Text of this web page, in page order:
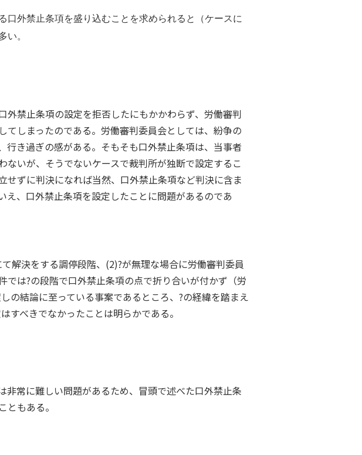
口外禁止条項を盛り込むことを求められると（ケースに
い。
外禁止条項の設定を拒否したにもかかわらず、労働審判
てしまったのである。労働審判委員会としては、紛争の
き過ぎの感がある。そもそも口外禁止条項は、当事者
ないが、そうでないケースで裁判所が独断で設定するこ
せずに判決になれば当然、口外禁止条項など判決に含ま
、口外禁止条項を設定したことに問題があるのであ
解決をする調停段階、(2)?が無理な場合に労働審判委員
では?の段階で口外禁止条項の点で折り合いが付かず（労
の結論に至っている事案であるところ、?の経緯を踏まえ
すべきでなかったことは明らかである。
非常に難しい問題があるため、冒頭で述べた口外禁止条
もある。